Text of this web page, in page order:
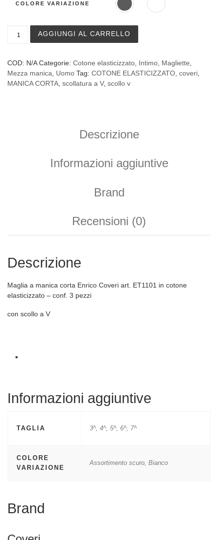
COLORE VARIAZIONE
Maglia a manica corta Enrico Coveri art. ET1001 in
AGGIUNGI AL CARRELLO
COD: N/A Categorie: Cotone elasticizzato Intimo Magliette
Mezza manica
Uomo Tag: COTONE ELASTICIZZATO coveri
MANICA CORTA scollatura a V, scollo v
Descrizione
Informazioni aggiuntive
Brand
Recensioni (0)
Descrizione
Maglia a manica corta Enrico Coveri art. ET1101 in cotone
elasticizzato – conf. 3 pezzi
con scollo a V
Informazioni aggiuntive
TAGLIA 3^, 4^, 5^, 6^, 7^
COLORE
VARIAZIONE
Assortimento scuro, Bianco
Brand